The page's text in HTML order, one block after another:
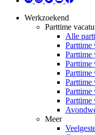
Werkzoekend
Parttime
Alle
Parttime
Parttime
Parttime
Parttime
Parttime
Parttime
Parttime
Meer